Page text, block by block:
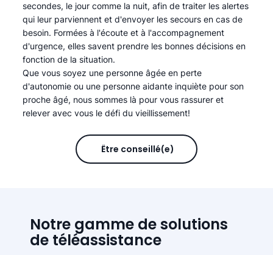
secondes, le jour comme la nuit, afin de traiter les alertes
qui leur parviennent et d'envoyer les secours en cas de
besoin. Formées à l'écoute et à l'accompagnement
d'urgence, elles savent prendre les bonnes décisions en
fonction de la situation.
Que vous soyez une personne âgée en perte
d'autonomie ou une personne aidante inquiète pour son
proche âgé, nous sommes là pour vous rassurer et
relever avec vous le défi du vieillissement!
Être conseillé(e)
Notre gamme de solutions
de téléassistance